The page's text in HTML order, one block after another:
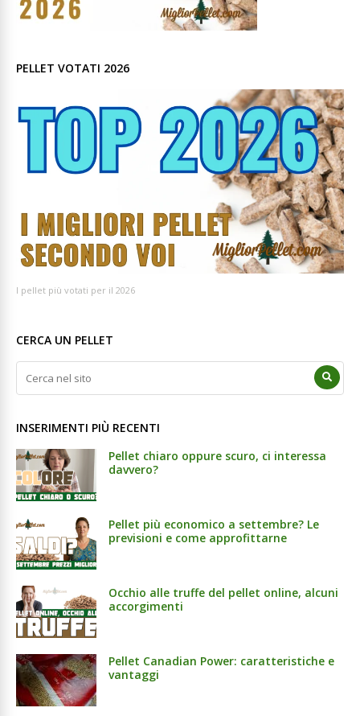
PELLET VOTATI 2026
I pellet più votati per il 2026
CERCA UN PELLET
INSERIMENTI PIÙ RECENTI
Pellet chiaro oppure scuro, ci interessa
davvero?
Pellet più economico a settembre? Le
previsioni e come approfittarne
Occhio alle truffe del pellet online, alcuni
accorgimenti
Pellet Canadian Power: caratteristiche e
vantaggi